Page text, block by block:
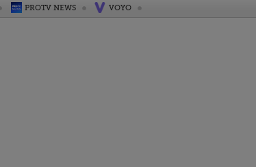
PROTV NEWS VOYO